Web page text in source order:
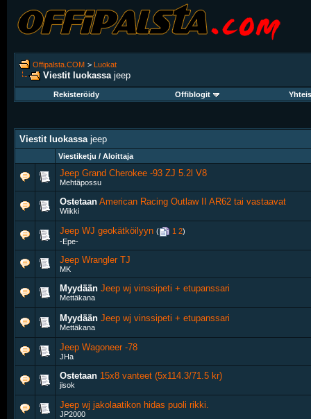
Offipalsta.COM > Luokat
Viestit luokassa jeep
Rekisteröidy Offiblogit
Viestit luokassa jeep
Viestiketju / Aloittaja
Jeep Grand Cherokee -93 ZJ 5.2l V8
Mehtäpossu
Ostetaan American Racing Outlaw II AR62 tai vastaavat
Wiikki
Jeep WJ geokätköilyyn ( 1 2)
-Epe-
Jeep Wrangler TJ
MK
Myydään Jeep wj vinssipeti + etupanssari
Mettäkana
Myydään Jeep wj vinssipeti + etupanssari
Mettäkana
Jeep Wagoneer -78
JHa
Ostetaan 15x8 vanteet (5x114.3/71.5 kr)
jisok
Jeep wj jakolaatikon hidas puoli rikki.
JP2000